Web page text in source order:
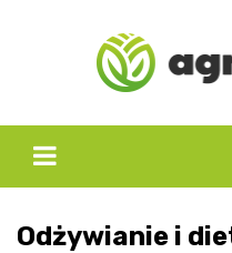
Odżywianie i